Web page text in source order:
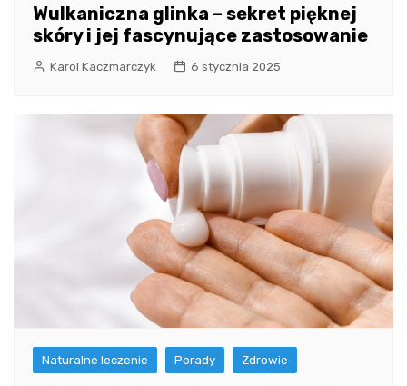
Wulkaniczna glinka – sekret pięknej
skóry i jej fascynujące zastosowanie
Karol Kaczmarczyk 6 stycznia 2025
Naturalne leczenie Porady Zdrowie